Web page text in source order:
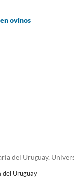
ovinos
del Uruguay.
del Uruguay